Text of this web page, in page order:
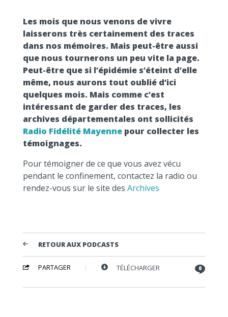
Les mois que nous venons de vivre
laisserons très certainement des traces
dans nos mémoires. Mais peut-être aussi
que nous tournerons un peu vite la page.
Peut-être que si l’épidémie s’éteint d’elle
même, nous aurons tout oublié d’ici
quelques mois. Mais comme c’est
intéressant de garder des traces, les
archives départementales ont sollicités
Radio Fidélité Mayennepour collecter les
témoignages.
Pour témoigner de ce que vous avez vécu
pendant le confinement, contactez la radio ou
rendez-vous sur le site des Archives
RETOUR AUX PODCASTS
PARTAGER TÉLÉCHARGER 0